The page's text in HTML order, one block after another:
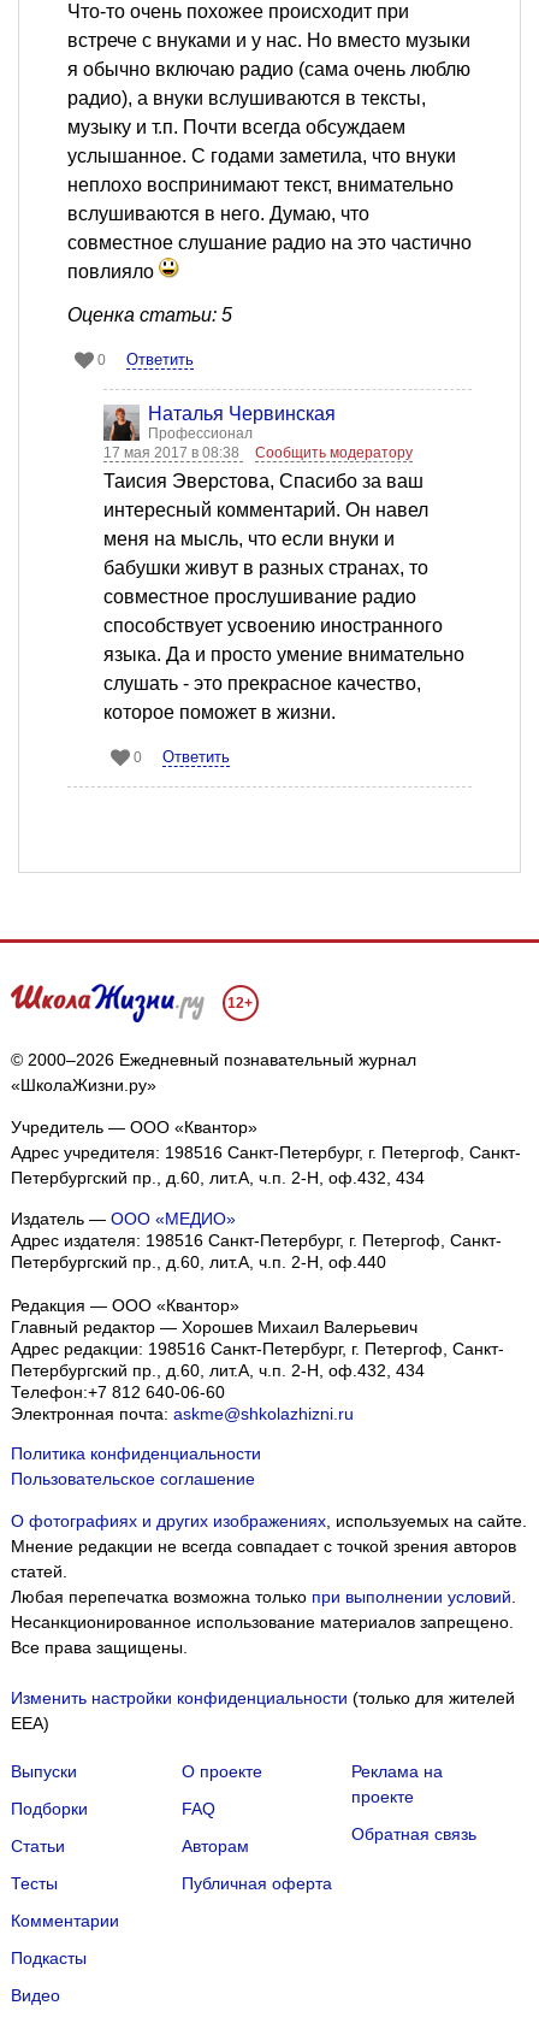
Что-то очень похожее происходит при
встрече с внуками и у нас. Но вместо музыки
я обычно включаю радио (сама очень люблю
радио), а внуки вслушиваются в тексты,
музыку и т.п. Почти всегда обсуждаем
услышанное. С годами заметила, что внуки
неплохо воспринимают текст, внимательно
вслушиваются в него. Думаю, что
совместное слушание радио на это частично
повлияло
Оценка статьи: 5
0 Ответить
Наталья Червинская
Профессионал
17 мая 2017 в 08:38
Сообщить модератору
Таисия Эверстова, Спасибо за ваш
интересный комментарий. Он навел
меня на мысль, что если внуки и
бабушки живут в разных странах, то
совместное прослушивание радио
способствует усвоению иностранного
языка. Да и просто умение внимательно
слушать - это прекрасное качество,
которое поможет в жизни.
0 Ответить
12+
© 2000–2026 Ежедневный познавательный журнал
«ШколаЖизни.ру»
Учредитель — ООО «Квантор»
Адрес учредителя: 198516 Санкт-Петербург, г. Петергоф, Санкт-
Петербургский пр., д.60, лит.А, ч.п. 2-Н, оф.432, 434
Издатель — ООО «МЕДИО»
Адрес издателя: 198516 Санкт-Петербург, г. Петергоф, Санкт-
Петербургский пр., д.60, лит.А, ч.п. 2-Н, оф.440
Редакция — ООО «Квантор»
Главный редактор — Хорошев Михаил Валерьевич
Адрес редакции: 198516 Санкт-Петербург, г. Петергоф Санкт-
Петербургский пр., д.60, лит.А, ч.п. 2-Н, оф.432, 434
Телефон:+7 812 640-06-60
Электронная почта: askme@shkolazhizni.ru
Политика конфиденциальности
Пользовательское соглашение
О фотографиях и других изображениях, используемых на сайте.
Мнение редакции не всегда совпадает с точкой зрения авторов
статей.
Любая перепечатка возможна только при выполнении условий
Несанкционированное использование материалов запрещено.
Все права защищены.
Изменить настройки конфиденциальности (только для жителей
EEA)
Выпуски
Подборки
Статьи
Тесты
Комментарии
Подкасты
Видео
О проекте
FAQ
Авторам
Публичная оферта
Реклама на
проекте
Обратная связь